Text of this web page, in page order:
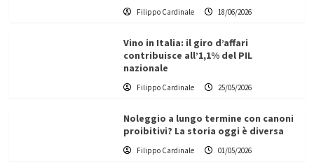
Filippo Cardinale 18/06/2026
Vino in Italia: il giro d’affari
contribuisce all’1,1% del PIL
nazionale
Filippo Cardinale 25/05/2026
Noleggio a lungo termine con canoni
proibitivi? La storia oggi è diversa
Filippo Cardinale 01/05/2026